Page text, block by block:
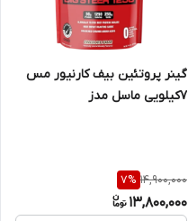
گینر پروتئین بیف کارنیور مس
۷کیلویی ماسل مدز
14,900,000
7%
13,800,000